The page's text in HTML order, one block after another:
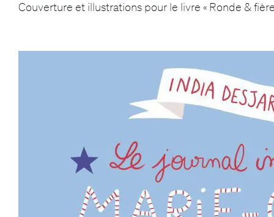
Couverture et illustrations pour le livre « Ronde & fière